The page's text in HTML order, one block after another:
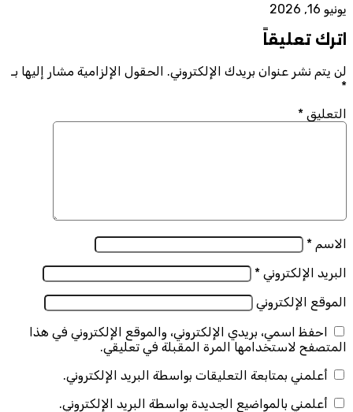
يونيو 16, 2026
اترك تعليقاً
لن يتم نشر عنوان بريدك الإلكتروني. الحقول الإلزامية مشار إليها بـ
*
التعليق *
الاسم *
البريد الإلكتروني *
الموقع الإلكتروني
احفظ اسمي، بريدي الإلكتروني، والموقع الإلكتروني في هذا
المتصفح لاستخدامها المرة المقبلة في تعليقي.
أعلمني بمتابعة التعليقات بواسطة البريد الإلكتروني.
أعلمني بالمواضيع الجديدة بواسطة البريد الإلكتروني.